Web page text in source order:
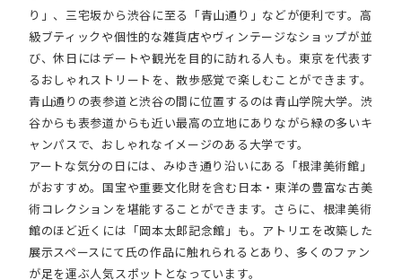
り」、三宅坂から渋谷に至る「青山通り」などが便利です。高
級ブティックや個性的な雑貨店やヴィンテージなショップが並
び、休日にはデートや観光を目的に訪れる人も。東京を代表す
るおしゃれストリートを、散歩感覚で楽しむことができます。
青山通りの表参道と渋谷の間に位置するのは青山学院大学。渋
谷からも表参道からも近い最高の立地にありながら緑の多いキ
ャンパスで、おしゃれなイメージのある大学です。
アートな気分の日には、みゆき通り沿いにある 「根津美術館」
がおすすめ。国宝や重要文化財を含む 日本・東洋の豊富な古美
術コレクションを堪能することができます。さらに、根津美術
館のほど近くには 「岡本太郎記念館」も。アトリエを改築した
展示スペースにて氏の作品に触れられるとあり、多くのファン
が足を運ぶ人気スポットとなっています。